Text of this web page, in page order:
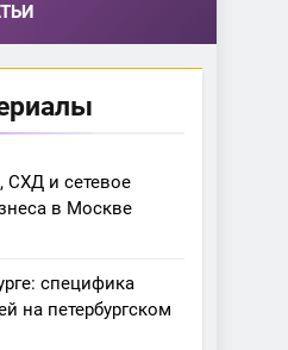
СХД и сетевое
в Москве
специфика
на петербургском